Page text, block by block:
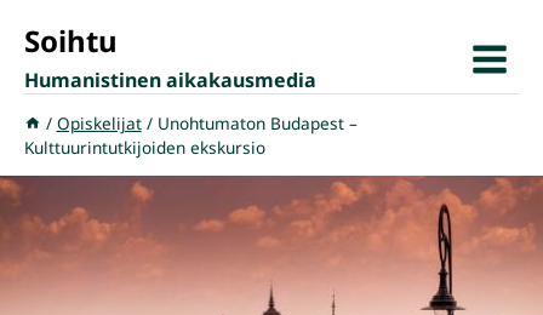
sisältöön
Soihtu
Humanistinen aikakausmedia
/ Opiskelijat / Unohtumaton Budapest –
Kulttuurintutkijoiden ekskursio